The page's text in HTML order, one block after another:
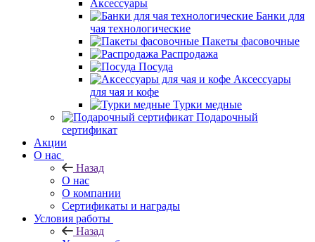
Аксессуары
Банки для
чая технологические
Пакеты фасовочные
Распродажа
Посуда
Аксессуары
для чая и кофе
Турки медные
Подарочный
сертификат
Акции
О нас
Назад
О нас
О компании
Сертификаты и награды
Условия работы
Назад